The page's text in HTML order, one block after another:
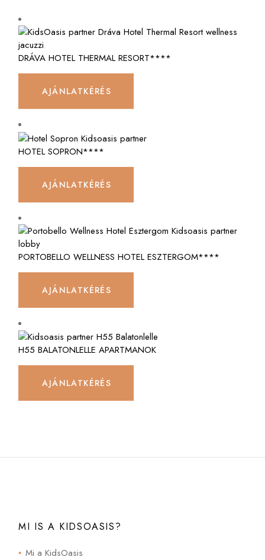
DRÁVA HOTEL THERMAL RESORT****
AJÁNLATKÉRÉS
HOTEL SOPRON****
AJÁNLATKÉRÉS
PORTOBELLO WELLNESS HOTEL ESZTERGOM****
AJÁNLATKÉRÉS
H55 BALATONLELLE APARTMANOK
AJÁNLATKÉRÉS
MI IS A KIDSOASIS?
Mi a KidsOasis